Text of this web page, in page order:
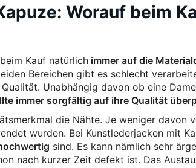
Worauf beim
Kauf natürlich immer auf die
Bereichen gibt es schlecht
Unabhängig davon ob eine
immer sorgfältig auf ihre Qualität
die Nähte. Je weniger davon
wurden. Bei Kunstlederjacken mit
sind. Es kann nämlich sehr
nach kurzer Zeit defekt ist. Das